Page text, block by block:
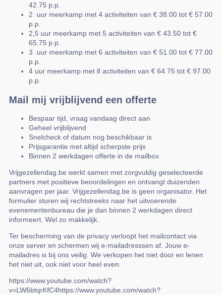
42.75 p.p.
2 uur meerkamp met 4 activiteiten van € 38.00 tot € 57.00
p.p.
2,5 uur meerkamp met 5 activiteiten van € 43.50 tot €
65.75 p.p.
3 uur meerkamp met 6 activiteiten van € 51.00 tot € 77.00
p.p.
4 uur meerkamp met 8 activiteiten van € 64.75 tot € 97.00
p.p.
Mail mij vrijblijvend een offerte
Bespaar tijd, vraag vandaag direct aan
Geheel vrijblijvend
Snelcheck of datum nog beschikbaar is
Prijsgarantie met altijd scherpste prijs
Binnen 2 werkdagen offerte in de mailbox
Vrijgezellendag.be werkt samen met zorgvuldig geselecteerde
partners met positieve beoordelingen en ontvangt duizenden
aanvragen per jaar. Vrijgezellendag.be is geen organisator. Het
formulier sturen wij rechtstreeks naar het uitvoerende
evenementenbureau die je dan binnen 2 werkdagen direct
informeert. Wel zo makkelijk.
Ter bescherming van de privacy verloopt het mailcontact via
onze server en schermen wij e-mailadresssen af. Jouw e-
mailadres is bij ons veilig. We verkopen het niet door en lenen
het niet uit, ook niet voor heel even.
https://www.youtube.com/watch?
v=LW6btqrKfC4https://www.youtube.com/watch?